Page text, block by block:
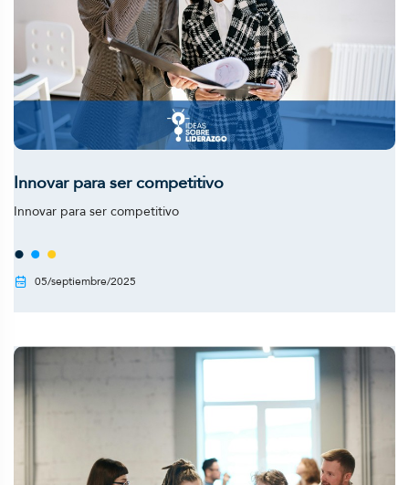
Innovar para ser competitivo
Innovar para ser competitivo
05/septiembre/2025